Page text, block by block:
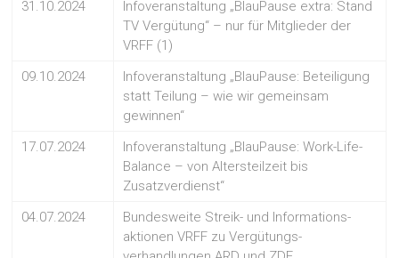
31.10.2024
Infoveranstaltung „BlauPause extra: Stand
TV Vergütung“ – nur für Mitglieder der
VRFF (1)
09.10.2024
Infoveranstaltung „BlauPause: Beteiligung
statt Teilung – wie wir gemeinsam
gewinnen“
17.07.2024
Infoveranstaltung „BlauPause: Work-Life-
Balance – von Altersteilzeit bis
Zusatzverdienst“
04.07.2024
Bundesweite Streik- und Informations-
aktionen VRFF zu Vergütungs-